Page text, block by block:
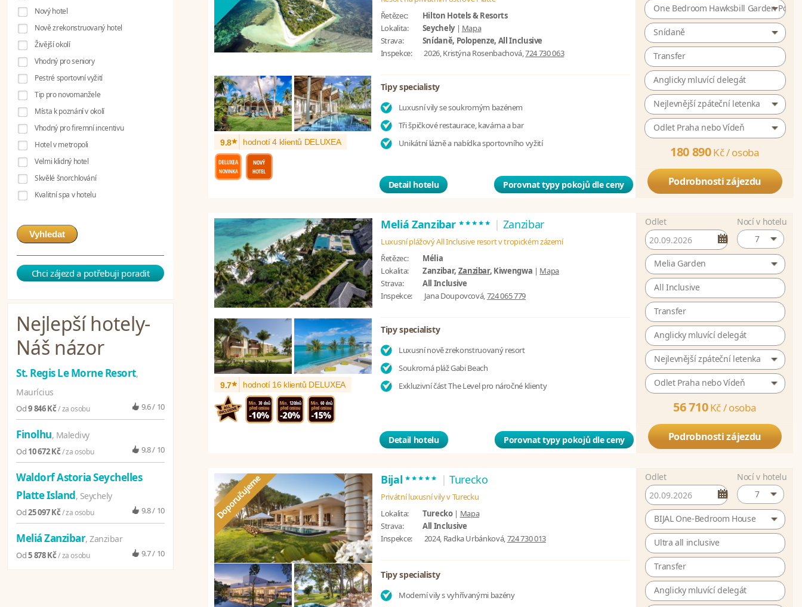
Nový hotel
Nově zrekonstruovaný hotel
Živější okolí
Vhodný pro seniory
Pestré sportovní vyžití
Tip pro novomanžele
Místa k poznání v okolí
Vhodný pro firemní incentivu
Hotel v metropoli
Velmi klidný hotel
Skvělé šnorchlování
Kvalitní spa v hotelu
Vyhledat
Chci zájezd a potřebuji poradit
Nejlepší hotely-
Náš názor
St. Regis Le Morne Resort,
Maurícius
Od9 846 Kč/ za osobu 9.6 / 10
Finolhu, Maledivy
Od 10 672 Kč/ za osobu 9.8 / 10
Waldorf Astoria Seychelles
Platte Island, Seychely
Od25 097 Kč/ za osobu 9.8 / 10
Meliá Zanzibar, Zanzibar
Od5 878 Kč/ za osobu 9.7 / 10
Řetězec:
Hilton Hotels & Resorts
Lokalita:
Seychely| Mapa
Strava:
Snídaně, Polopenze, All Inclusive
Inspekce:
2026, Kristýna Rosenbachová,724 730 063
9.8* hodnotí 4 klientů DELUXEA
Tipy specialisty
Luxusní vily se soukromým bazénem
Tři špičkové restaurace, kavárna a bar
Unikátní lázně a nabídka sportovního vyžití
Detail hotelu Porovnat typy pokojů dle ceny
One Bedroom Hawksbill Garden Pool
Snídaně
Transfer
Anglicky mluvící delegát
Nejlevnější zpáteční letenka
Odlet Praha nebo Vídeň
180 890Kč /osoba
Podrobnosti zájezdu
Meliá Zanzibar ***** | Zanzibar
Luxusní plážový All Inclusive resort v tropickém zázemí
Řetězec:
Mélia
Lokalita:
Zanzibar, Zanzibar, Kiwengwa | Mapa
Strava:
All Inclusive
Inspekce:
Jana Doupovcová,724 065 779
9.7* hodnotí 16 klientů DELUXEA
Tipy specialisty
Luxusní nově zrekonstruovaný resort
Soukromá pláž Gabi Beach
Exkluzivní část The Level pro náročné klienty
Detail hotelu Porovnat typy pokojů dle ceny
Odlet
Nocí v hotelu
7
Melia Garden
All Inclusive
Transfer
Anglicky mluvící delegát
Nejlevnější zpáteční letenka
Odlet Praha nebo Vídeň
56 710 Kč /osoba
Podrobnosti zájezdu
Bijal***** | Turecko
Privátní luxusní vily v Turecku
Lokalita:
Turecko| Mapa
Strava:
All Inclusive
Inspekce:
2024, Radka Urbánková,724 730 013
Tipy specialisty
Moderní vily s vyhřívanými bazény
Odlet
Nocí v hotelu
7
BIJAL One-Bedroom House
Ultra all inclusive
Transfer
Anglicky mluvící delegát